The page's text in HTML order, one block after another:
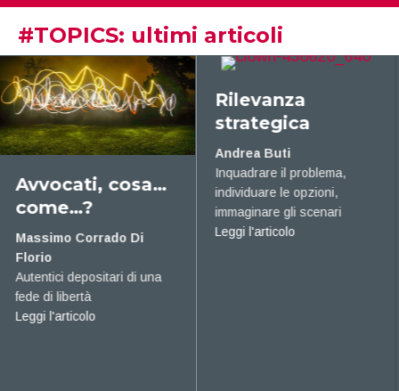
#TOPICS: ultimi articoli
come…?
Rilevanza
strategica
Andrea Buti
individuare le opzioni,
immaginare gli scenari
Leggi l'articolo
about Rilevanza strategica
Trasformazione
etica
Tania Rizzo
L’Avvocatura è l’ossatura
dello stato di diritto
Leggi l'articoloabout